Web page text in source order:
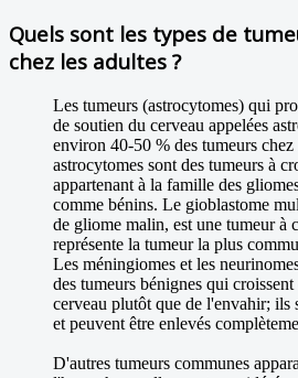
Quels sont les types de
chez les adultes ?
Les tumeurs (astrocytomes) qui
de soutien du cerveau appelées
environ 40-50 % des tumeurs chez
astrocytomes sont des tumeurs à
appartenant à la famille des
comme bénins. Le gioblastome
de gliome malin, est une tumeur à
représente la tumeur la plus
Les méningiomes et les
des tumeurs bénignes qui
cerveau plutôt que de l'envahir; ils
et peuvent être enlevés
D'autres tumeurs communes